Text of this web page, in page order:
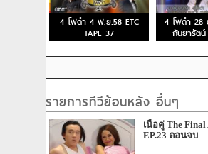
4 โพดำ 4 พ.ย.58 ETC
TAPE 37
4 โพดำ 28
กันยารัตน์
รายการทีวีย้อนหลัง อื่นๆ
เนื้อคู่ The Final
EP.23 ตอนจบ